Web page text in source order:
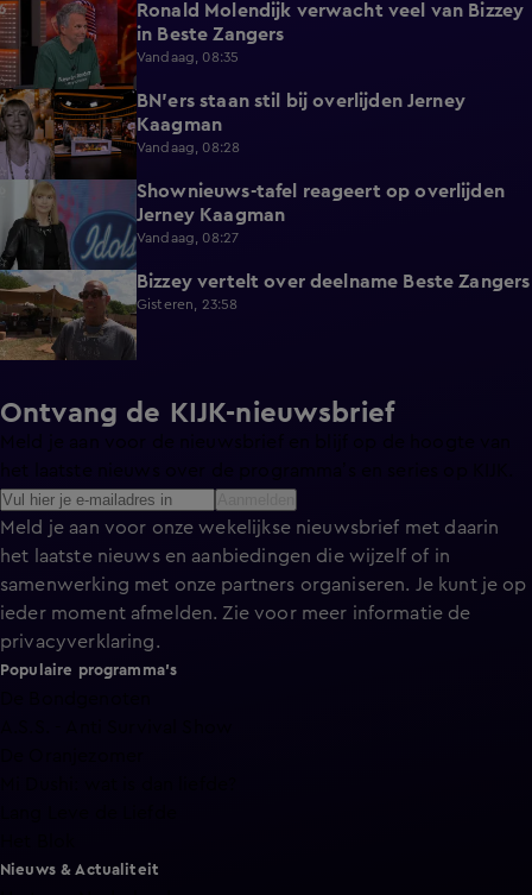
0:39
Ronald Molendijk verwacht veel van Bizzey
in Beste Zangers
Vandaag, 08:35
3:44
BN'ers staan stil bij overlijden Jerney
Kaagman
Vandaag, 08:28
5:12
Shownieuws-tafel reageert op overlijden
Jerney Kaagman
Vandaag, 08:27
1:14 Bizzey vertelt over deelname Beste Zangers
Gisteren, 23:58
Ontvang de KIJK-nieuwsbrief
Meld je aan voor onze wekelijkse nieuwsbrief met daarin
het laatste nieuws en aanbiedingen die wijzelf of in
samenwerking met onze partners organiseren. Je kunt je op
ieder moment afmelden. Zie voor meer informatie de
privacyverklaring.
Populaire programma's
Nieuws & Actualiteit